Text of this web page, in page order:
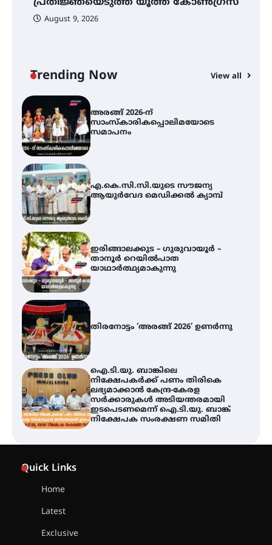
August 9, 2026
Trending Now View all
യൂത്ത് കോൺഗ്രസ്
അരങ്ങ് 2026-ന്
സാംസ്കാരികപ്പൊലിമയോടെ
സമാപനം
എ.കെ.സി.സി.യുടെ സൗജന്യ
ആയുർവേദ മെഡിക്കൽ ക്യാമ്പ്
ഇരിങ്ങാലക്കുട – ഗുരുവായൂർ –
താനൂർ റെയിൽപാത
യാഥാർത്ഥ്യമാകുന്നു
തിരനോട്ടം ‘അരങ്ങ് 2026’ ഉണർന്നു
ഐ.ടി.യു. ബാങ്കിലെ
നിക്ഷേപകർക്ക് പണം തിരികെ
ലഭ്യമാക്കാൻ കേന്ദ്ര-കേരള
സർക്കാരുകൾ അടിയന്തരമായി
ഇടപെടണമെന്ന് ഐ.ടി.യു. ബാങ്ക്
നിക്ഷേപക സംരക്ഷണ സമിതി
Quick Links
Home
Latest
Exclusive